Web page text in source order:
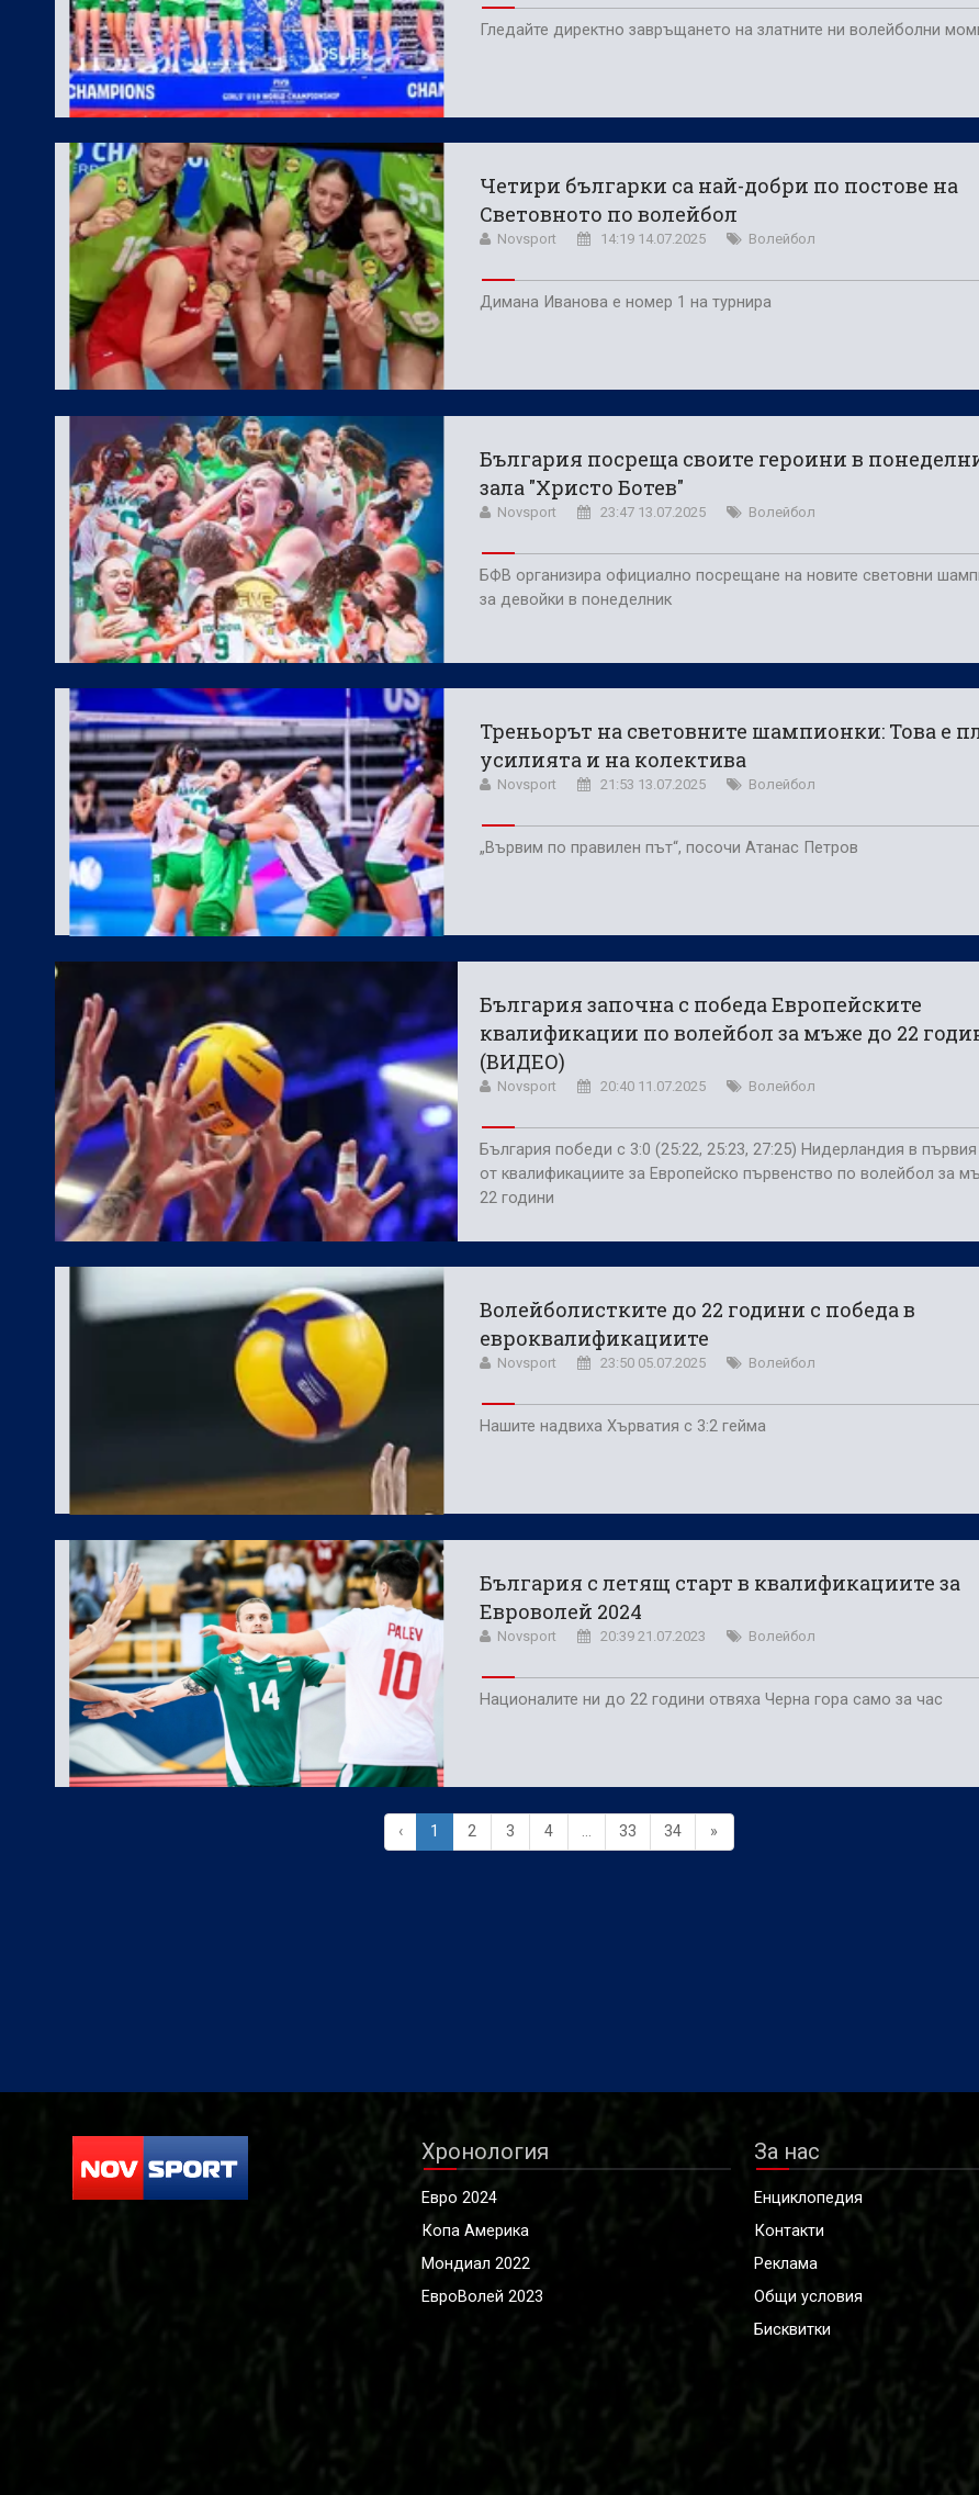
Гледайте директно завръщането на златните ни волейболни
Четири българки са най-добри по постове на
Световното по волейбол
Novsport 14:19 14.07.2025 Волейбол
Димана Иванова е номер 1 на турнира
България посреща своите героини в
зала "Христо Ботев"
Novsport 23:47 13.07.2025 Волейбол
БФВ организира официално посрещане на новите световни
за девойки в понеделник
Треньорът на световните шампионки: Това е
усилията и на колектива
Novsport 21:53 13.07.2025 Волейбол
„Вървим по правилен път“, посочи Атанас Петров
България започна с победа Европейските
квалификации по волейбол за мъже до 22
(ВИДЕО)
Novsport 20:40 11.07.2025 Волейбол
България победи с 3:0 (25:22, 25:23, 27:25) Нидерландия в
от квалификациите за Европейско първенство по волейбол за
22 години
Волейболистките до 22 години с победа в
евроквалификациите
Novsport 23:50 05.07.2025 Волейбол
Нашите надвиха Хърватия с 3:2 гейма
България с летящ старт в квалификациите за
Евроволей 2024
Novsport 20:39 21.07.2023 Волейбол
Националите ни до 22 години отвяха Черна гора само за час
‹ 1 2 3 4 ... 33 34 »
Хронология
Евро 2024
Копа Америка
Мондиал 2022
ЕвроВолей 2023
За нас
Енциклопедия
Контакти
Реклама
Общи условия
Бисквитки